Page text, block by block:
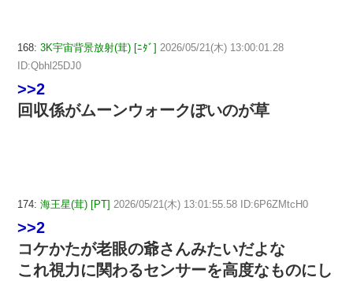
168: 3K宇宙背景放射(茸) [ﾆﾀﾞ] 2026/05/21(木) 13:00:01.28
ID:Qbhl25DJ0
>>2
回収係がムーンウォークぽいのが草
174: 海王星(茸) [PT] 2026/05/21(木) 13:01:55.58 ID:6P6ZMtcH0
>>2
コケかたが老眼の爺さんみたいだよな
これ視力に関わるセンサーを高度なものにし